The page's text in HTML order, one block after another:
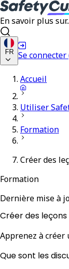
En savoir plus
FR Se connecter
Accueil
Utiliser
Formation
Créer des
Formation
Dernière mise à
Créer des leçons
Apprenez à créer
Que sont les